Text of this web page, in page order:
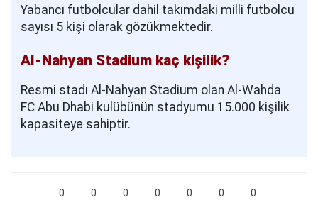
Yabancı futbolcular dahil takımdaki milli futbolcu
sayısı 5 kişi olarak gözükmektedir.
Al-Nahyan Stadium kaç kişilik?
Resmi stadı Al-Nahyan Stadium olan Al-Wahda
FC Abu Dhabi kulübünün stadyumu 15.000 kişilik
kapasiteye sahiptir.
0 0 0 0 0 0 0